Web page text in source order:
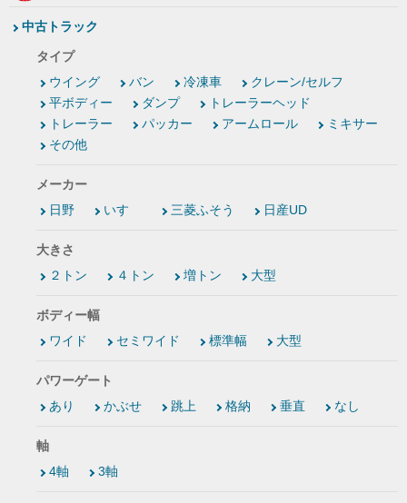
中古トラック
タイプ
ウイング
バン 冷凍車
クレーン/セルフ
平ボディー
ダンプ
トレーラーヘッド
トレーラー
パッカー アームロール
ミキサー
その他
メーカー
日野
いすゞ 三菱ふそう 日産UD
大きさ
２トン
４トン 増トン 大型
ボディー幅
ワイド
セミワイド 標準幅 大型
パワーゲート
あり
かぶせ 跳上 格納 垂直 なし
軸
4軸
3軸